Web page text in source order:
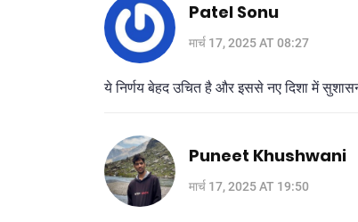
Patel Sonu
मार्च 17, 2025 AT 08:27
ये निर्णय बेहद उचित है और इससे नए दिशा में
Puneet Khushwani
मार्च 17, 2025 AT 19:50